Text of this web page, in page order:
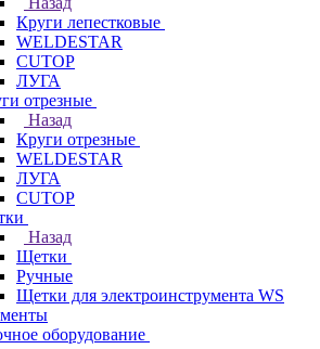
Круги лепестковые
WELDESTAR
CUTOP
ЛУГА
отрезные
Назад
Круги отрезные
WELDESTAR
ЛУГА
CUTOP
Назад
Щетки
Ручные
Щетки для электроинструмента WS
оборудование